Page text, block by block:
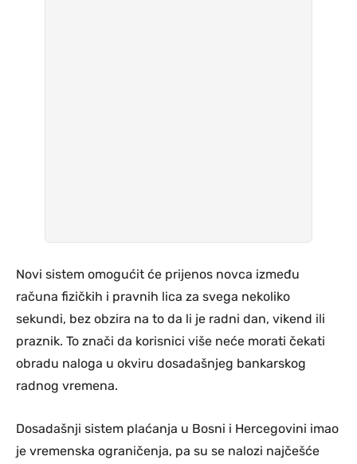
Novi sistem omogućit će prijenos novca između
računa fizičkih i pravnih lica za svega nekoliko
sekundi, bez obzira na to da li je radni dan, vikend ili
praznik. To znači da korisnici više neće morati čekati
obradu naloga u okviru dosadašnjeg bankarskog
radnog vremena.
Dosadašnji sistem plaćanja u Bosni i Hercegovini imao
je vremenska ograničenja, pa su se nalozi najčešće